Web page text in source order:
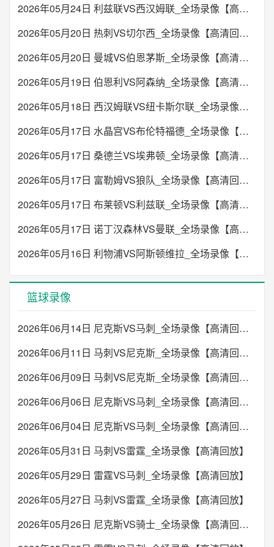
2026年05月24日 利兹联VS西汉姆联_全场录像【高清回放】
2026年05月20日 热刺VS切尔西_全场录像【高清回放】
2026年05月20日 曼城VS伯恩茅斯_全场录像【高清回放】
2026年05月19日 伯恩利VS阿森纳_全场录像【高清回放】
2026年05月18日 西汉姆联VS纽卡斯尔联_全场录像【高清回放】
2026年05月17日 水晶宫VS布伦特福德_全场录像【高清回放】
2026年05月17日 桑德兰VS埃弗顿_全场录像【高清回放】
2026年05月17日 富勒姆VS狼队_全场录像【高清回放】
2026年05月17日 布莱顿VS利兹联_全场录像【高清回放】
2026年05月17日 诺丁汉森林VS曼联_全场录像【高清回放】
2026年05月16日 利物浦VS阿斯顿维拉_全场录像【高清回放】
篮球录像
2026年06月14日 尼克斯VS马刺_全场录像【高清回放】
2026年06月11日 马刺VS尼克斯_全场录像【高清回放】
2026年06月09日 马刺VS尼克斯_全场录像【高清回放】
2026年06月06日 尼克斯VS马刺_全场录像【高清回放】
2026年06月04日 尼克斯VS马刺_全场录像【高清回放】
2026年05月31日 马刺VS雷霆_全场录像【高清回放】
2026年05月29日 雷霆VS马刺_全场录像【高清回放】
2026年05月27日 马刺VS雷霆_全场录像【高清回放】
2026年05月26日 尼克斯VS骑士_全场录像【高清回放】